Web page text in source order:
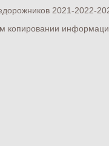
2021-2022-
копировании